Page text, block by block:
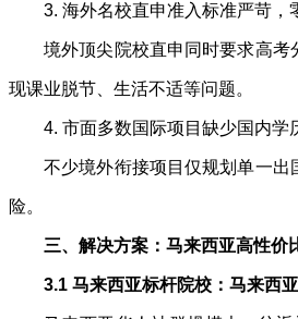
3. 海外名校直申准入标准严苛，
境外顶尖院校直申同时要求高
现课业脱节、生活不适等问题。
4. 市面多数国际项目缺少国内学
不少境外衔接项目仅规划单一
险。
三、解决方案：马来西亚高性价
3.1 马来西亚标杆院校：马来西